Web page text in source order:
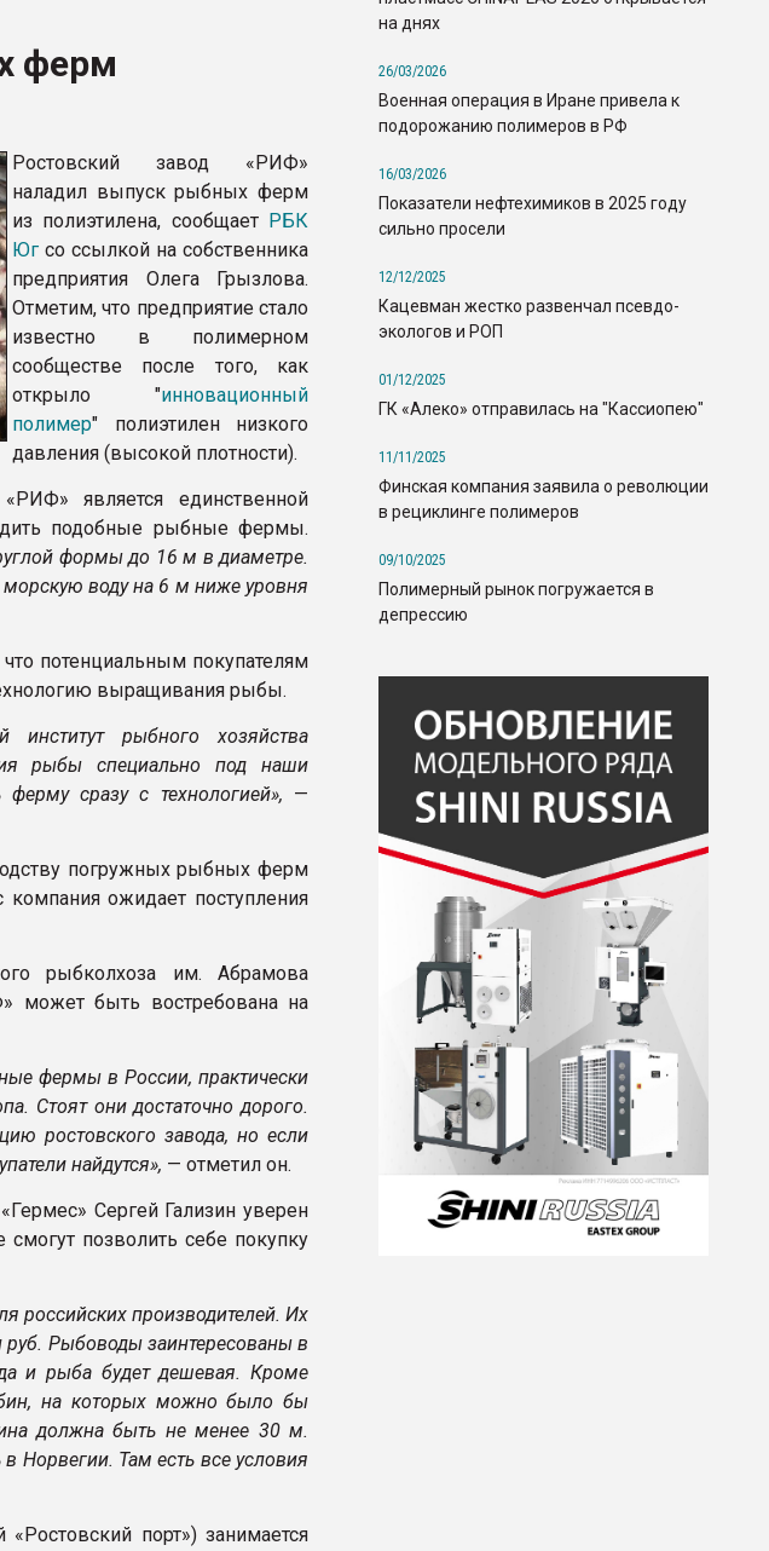
ферм
Ростовский завод «РИФ»
наладил выпуск рыбных ферм
из полиэтилена, сообщает РБК
Юг со ссылкой на собственника
предприятия Олега Грызлова.
Отметим, что предприятие стало
известно в полимерном
сообществе после того, как
открыло "инновационный
полимер" полиэтилен низкого
давления (высокой плотности).
является единственной
подобные рыбные фермы.
формы до 16 м в диаметре.
морскую воду на 6 м ниже уровня
потенциальным покупателям
выращивания рыбы.
институт рыбного хозяйства
рыбы специально под наши
сразу с технологией», —
погружных рыбных ферм
ожидает поступления
рыбколхоза им. Абрамова
может быть востребована на
фермы в России, практически
Стоят они достаточно дорого.
ростовского завода, но если
найдутся», — отметил он.
Сергей Гализин уверен
позволить себе покупку
российских производителей. Их
руб. Рыбоводы заинтересованы в
и рыба будет дешевая. Кроме
на которых можно было бы
должна быть не менее 30 м.
Норвегии. Там есть все условия
порт») занимается
на днях
26/03/2026
Военная операция в Иране привела к
подорожанию полимеров в РФ
16/03/2026
Показатели нефтехимиков в 2025 году
сильно просели
12/12/2025
Кацевман жестко развенчал псевдо-
экологов и РОП
01/12/2025
ГК «Алеко» отправилась на "Кассиопею"
11/11/2025
Финская компания заявила о революции
в рециклинге полимеров
09/10/2025
Полимерный рынок погружается в
депрессию